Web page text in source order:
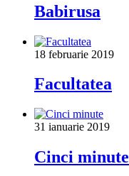
Babirusa
18 februarie 2019
Facultatea
31 ianuarie 2019
Cinci minute